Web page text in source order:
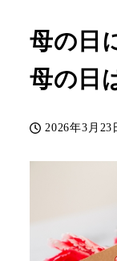
母の日
母の日
投稿日
2026年3月23